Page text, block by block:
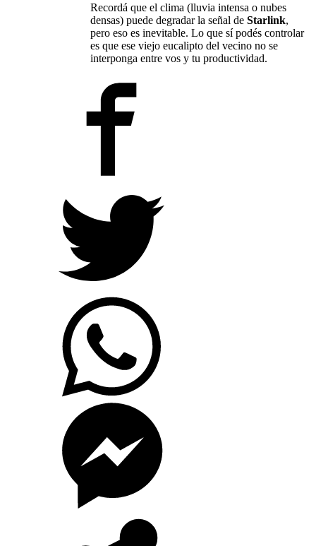
Recordá que el clima (lluvia intensa o nubes
densas) puede degradar la señal de Starlink,
pero eso es inevitable. Lo que sí podés controlar
es que ese viejo eucalipto del vecino no se
interponga entre vos y tu productividad.